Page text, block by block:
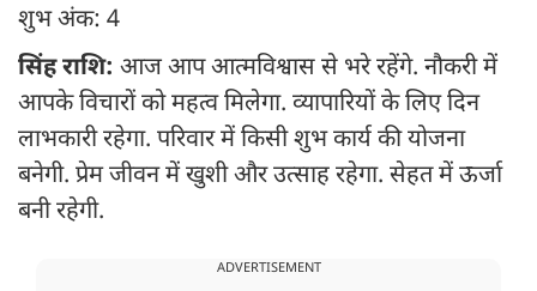
शुभ अंक: 4
सिंह राशि: आज आप आत्मविश्वास से भरे रहेंगे. नौकरी में
आपके विचारों को महत्व मिलेगा. व्यापारियों के लिए दिन
लाभकारी रहेगा. परिवार में किसी शुभ कार्य की योजना
बनेगी. प्रेम जीवन में खुशी और उत्साह रहेगा. सेहत में ऊर्जा
बनी रहेगी.
ADVERTISEMENT